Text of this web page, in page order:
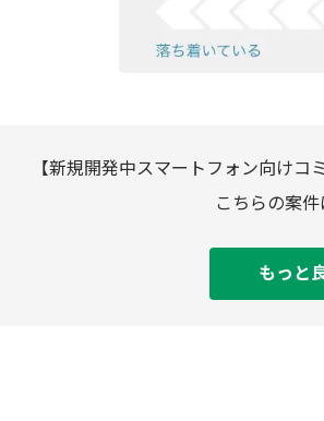
【新規開発中スマートフォン向け
こちらの案
もっと